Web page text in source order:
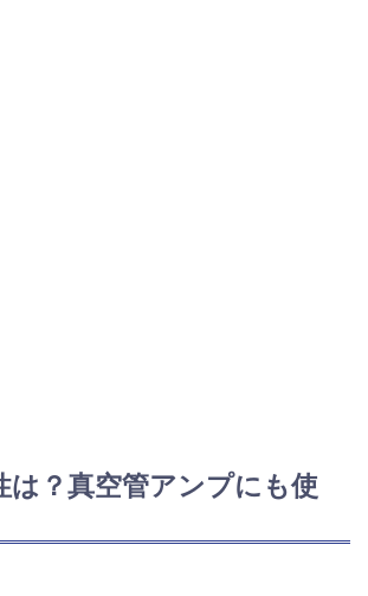
は？真空管アンプにも使